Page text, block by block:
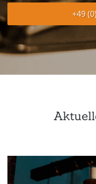
+49